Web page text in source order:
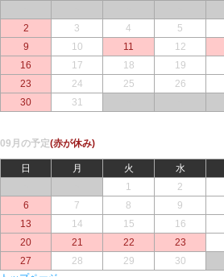
2
3 4 5
9
10 11 12
16
17 18 19
23
24 25 26
30
31
09月の予定(赤が休み)
日 月 火 水
1 2
6
7 8 9
13
14 15 16
20
21 22 23
27
28 29 30